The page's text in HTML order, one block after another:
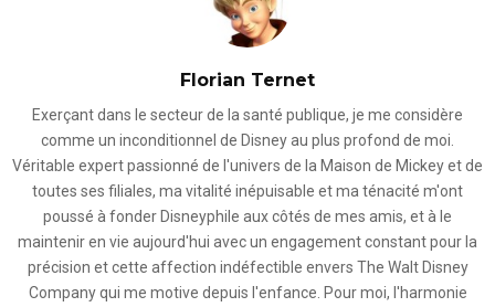
Florian Ternet
Exerçant dans le secteur de la santé publique, je me considère
comme un inconditionnel de Disney au plus profond de moi.
Véritable expert passionné de l'univers de la Maison de Mickey et de
toutes ses filiales, ma vitalité inépuisable et ma ténacité m'ont
poussé à fonder Disneyphile aux côtés de mes amis, et à le
maintenir en vie aujourd'hui avec un engagement constant pour la
précision et cette affection indéfectible envers The Walt Disney
Company qui me motive depuis l'enfance. Pour moi, l'harmonie